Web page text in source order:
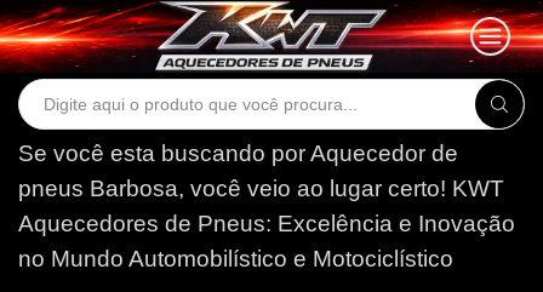
Search
Se você esta buscando por Aquecedor de
pneus Barbosa, você veio ao lugar certo! KWT
Aquecedores de Pneus: Excelência e Inovação
no Mundo Automobilístico e Motociclístico